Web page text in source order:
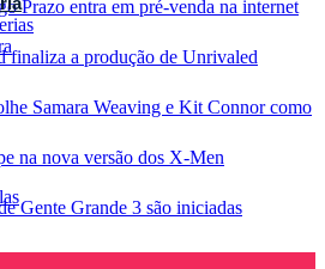
Prazo entra em pré-venda na internet
finaliza a produção de Unrivaled
Samara Weaving e Kit Connor como
na nova versão dos X-Men
Gente Grande 3 são iniciadas